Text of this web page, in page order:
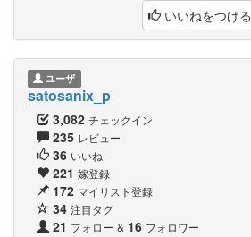
いいねをつける
ユーザ
satosanix_p
3,082 チェックイン
235 レビュー
36 いいね
221 嫁登録
172 マイリスト登録
34 注目タグ
21 フォロー & 16 フォロワー